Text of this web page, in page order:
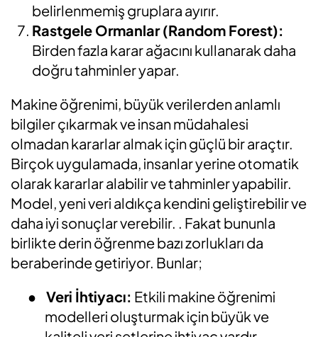
belirlenmemiş gruplara ayırır.
Rastgele Ormanlar (Random Forest):
Birden fazla karar ağacını kullanarak daha
doğru tahminler yapar.
Makine öğrenimi, büyük verilerden anlamlı
bilgiler çıkarmak ve insan müdahalesi
olmadan kararlar almak için güçlü bir araçtır.
Birçok uygulamada, insanlar yerine otomatik
olarak kararlar alabilir ve tahminler yapabilir.
Model, yeni veri aldıkça kendini geliştirebilir ve
daha iyi sonuçlar verebilir. . Fakat bununla
birlikte derin öğrenme bazı zorlukları da
beraberinde getiriyor. Bunlar;
● Veri İhtiyacı: Etkili makine öğrenimi
modelleri oluşturmak için büyük ve